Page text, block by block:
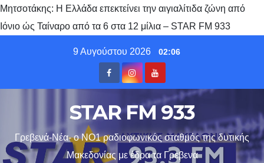
Μητσοτάκης: Η Ελλάδα επεκτείνει την αιγιαλίτιδα ζώνη από
Ιόνιο ώς Ταίναρο από τα 6 στα 12 μίλια – STAR FM 933
9 Αυγούστου 2026 02:06
STAR FM 933
Γρεβενά-Νέα- ο ΝΟ1 ραδιοφωνικός σταθμός της δυτικής
Μακεδονίας με έδρα τα Γρεβενα